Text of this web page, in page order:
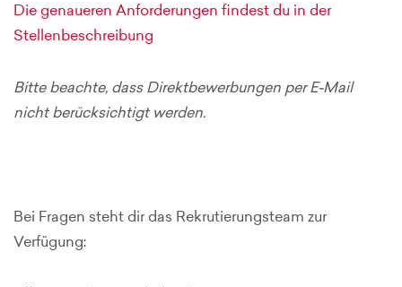
Die genaueren Anforderungen findest du in der
Stellenbeschreibung
Bitte beachte, dass Direktbewerbungen per E-Mail
nicht berücksichtigt werden.
Bei Fragen steht dir das Rekrutierungsteam zur
Verfügung: